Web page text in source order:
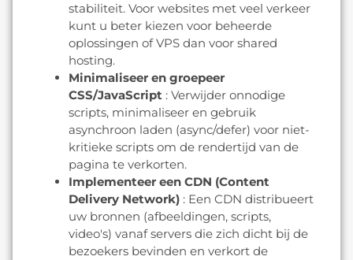
stabiliteit. Voor websites met veel verkeer
kunt u beter kiezen voor beheerde
oplossingen of VPS dan voor shared
hosting.
Minimaliseer en groepeer
CSS/JavaScript : Verwijder onnodige
scripts, minimaliseer en gebruik
asynchroon laden (async/defer) voor niet-
kritieke scripts om de rendertijd van de
pagina te verkorten.
Implementeer een CDN (Content
Delivery Network) : Een CDN distribueert
uw bronnen (afbeeldingen, scripts,
video's) vanaf servers die zich dicht bij de
bezoekers bevinden en verkort de